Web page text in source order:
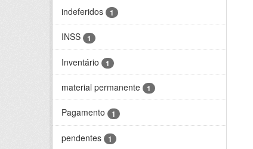
indeferidos 1
INSS 1
Inventário 1
material permanente 1
Pagamento 1
pendentes 1